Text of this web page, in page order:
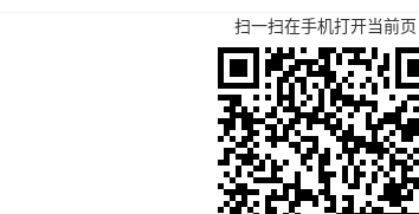
扫一扫在手机打开当前页